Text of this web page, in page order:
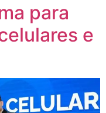
para
e